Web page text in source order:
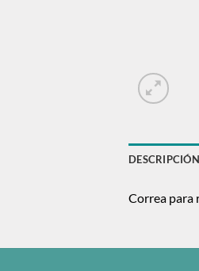
DESCRIPCIÓN
Correa para